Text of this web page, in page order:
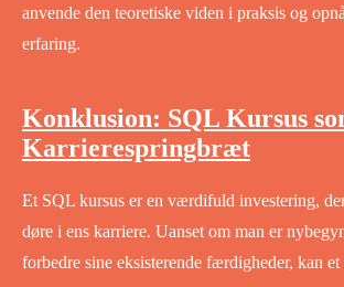
anvende den teoretiske viden i praksis og
erfaring.
Konklusion: SQL Kursus
Karrierespringbræt
Et SQL kursus er en værdifuld investering,
døre i ens karriere. Uanset om man er
forbedre sine eksisterende færdigheder, kan